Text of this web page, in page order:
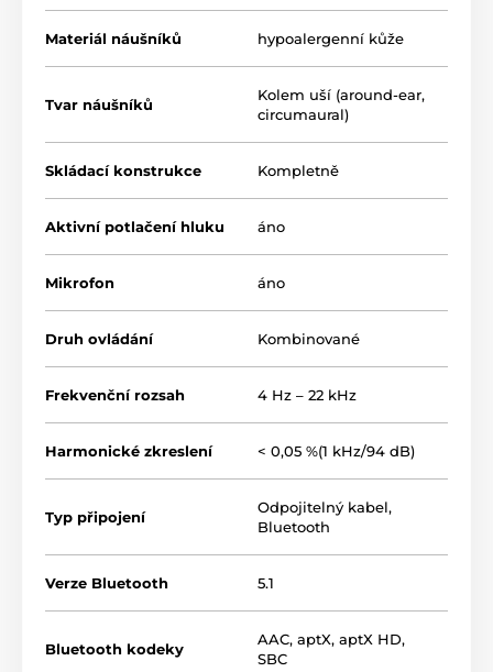
spojení světů audiofilských a bezdrátových
sluchátek
aktivní potlačení šumu
elegantní design
Kolem uší Uzavřená Bluetooth
Materiál náušníků hypoalergenní kůže
Tvar náušníků
Kolem uší (around-ear,
circumaural)
Skládací konstrukce Kompletně
Aktivní potlačení hluku áno
Mikrofon áno
Druh ovládání Kombinované
Frekvenční rozsah 4 Hz – 22 kHz
Harmonické zkreslení < 0,05 %(1 kHz/94 dB)
Typ připojení
Odpojitelný kabel,
Bluetooth
Verze Bluetooth 5.1
Bluetooth kodeky
AAC, aptX, aptX HD,
SBC